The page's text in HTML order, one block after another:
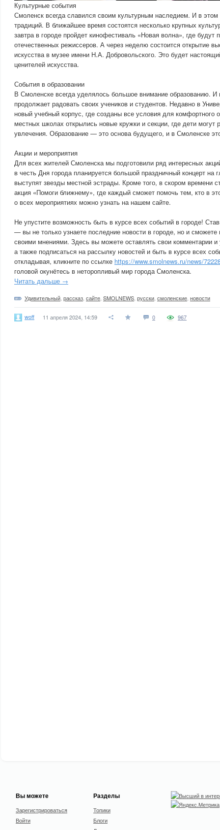
Культурные события
Смоленск всегда славился своим культурным наследием. И в этом
традиций. В ближайшее время состоятся несколько крупных
завтра в городе пройдет кинофестиваль «Новая волна», где
отечественных режиссеров. А через неделю состоится открытие
искусства в музее имени Н.А. Добровольского. Это будет
ценителей искусства.
События в образовании
В Смоленске всегда уделялось большое внимание образованию. И
продолжает радовать своих учеников и студентов. Недавно в
новый учебный корпус, где созданы все условия для комфортного
местных школах открылись новые кружки и секции, где дети могут
увлечения. Образование — это основа будущего, и в Смоленске
Акции и мероприятия
Для всех жителей Смоленска мы подготовили ряд интересных
в честь Дня города планируется большой праздничный концерт на
выступят звезды местной эстрады. Кроме того, в скором времени
акция «Помоги ближнему», где каждый сможет помочь тем, кто в
о всех мероприятиях можно узнать на нашем сайте.
Не упустите возможность быть в курсе всех событий в городе!
— вы не только узнаете последние новости в городе, но и
своими мнениями. Здесь вы можете оставлять свои комментарии и
а также подписаться на рассылку новостей и быть в курсе всех
откладывая, кликните по ссылке https://www.smolnews.ru/news/
головой окунётесь в неторопливый мир города Смоленска.
Читать дальше →
Удивительный рассказ сайте SMOLNEWS русски смоленские новости
woff 11 апреля 2024, 14:59 0 967
Вы можете
Зарегистрироваться
Войти
Разделы
Топики
Блоги